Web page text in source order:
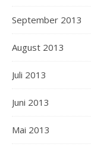
September 2013
August 2013
Juli 2013
Juni 2013
Mai 2013